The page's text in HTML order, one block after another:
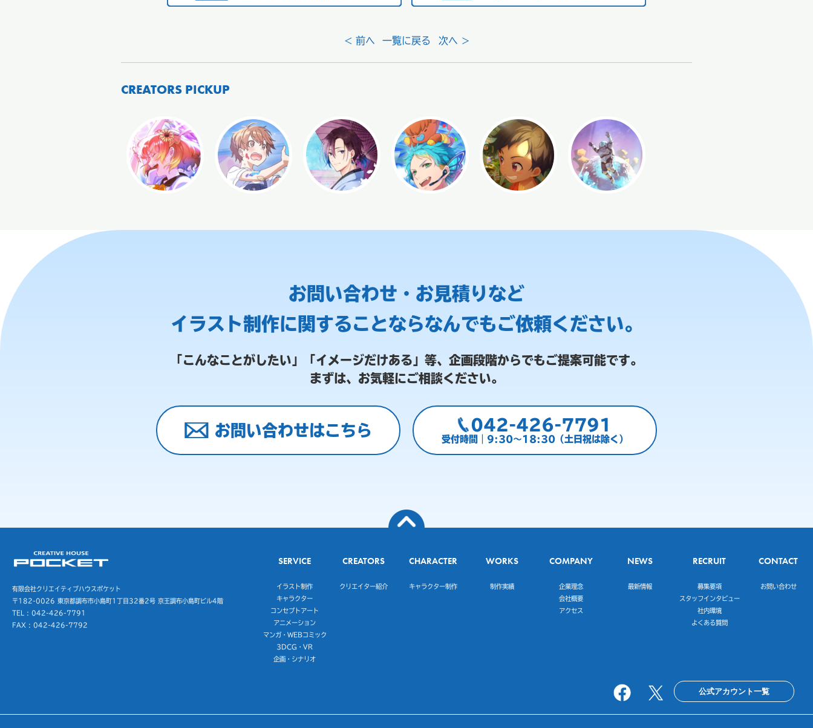
< 前へ 一覧に戻る 次へ >
CREATORS PICKUP
お問い合わせ・お見積りなど
イラスト制作に関することならなんでもご依頼ください。
「こんなことがしたい」「イメージだけある」等、 企画段階からでもご提案可能です。
まずは、お気軽にご相談ください。
お問い合わせはこちら 042-426-7791
受付時間｜9:30～18:30（土日祝は除く）
有限会社クリエイティブハウスポケット
〒182-0026 東京都調布市小島町1丁目32番2号京王調布小島町ビル4階
TEL : 042-426-7791
FAX : 042-426-7792
SERVICE
イラスト制作
キャラクター
コンセプトアート
アニメーション
マンガ・WEBコミック
3DCG・VR
企画・シナリオ
CREATORS
クリエイター紹介
CHARACTER
キャラクター制作
WORKS
制作実績
COMPANY
企業理念
会社概要
アクセス
NEWS
最新情報
RECRUIT
募集要項
スタッフインタビュー
社内環境
よくある質問
CONTACT
お問い合わせ
公式アカウント一覧